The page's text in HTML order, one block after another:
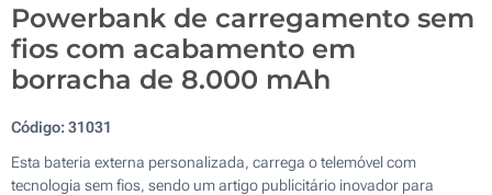
Powerbank de carregamento sem
fios com acabamento em
borracha de 8.000 mAh
Código:31031
Esta bateria externa personalizada, carrega o telemóvel com
tecnologia sem fios, sendo um artigo publicitário inovador para